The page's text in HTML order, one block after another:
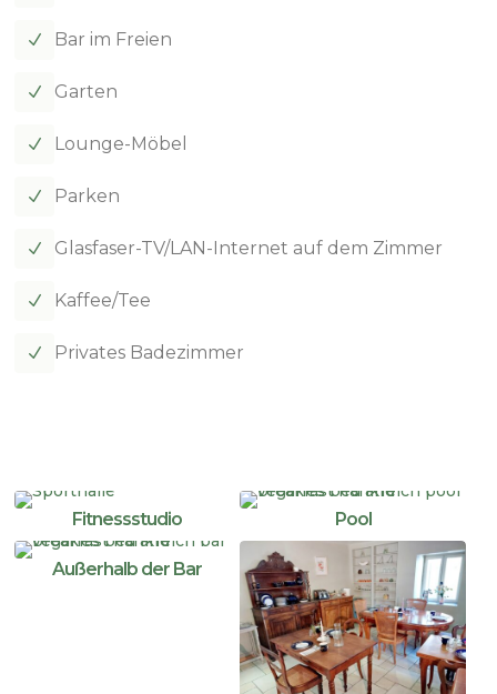
N Bar im Freien
N Garten
N Lounge-Möbel
N Parken
N Glasfaser-TV/LAN-Internet auf dem Zimmer
N Kaffee/Tee
N Privates Badezimmer
Fitnessstudio Pool
Außerhalb der Bar